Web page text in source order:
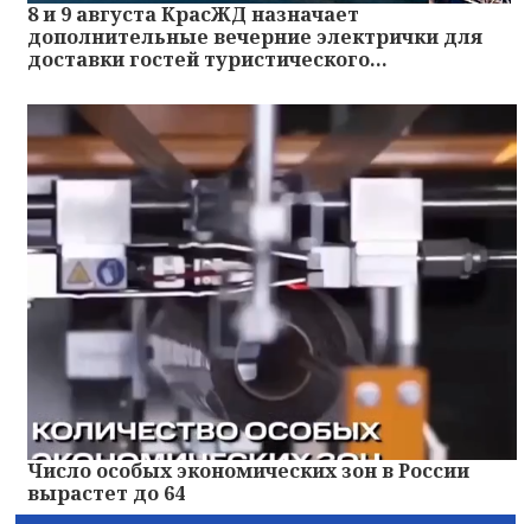
8 и 9 августа КрасЖД назначает
дополнительные вечерние электрички для
доставки гостей туристического...
Число особых экономических зон в России
вырастет до 64